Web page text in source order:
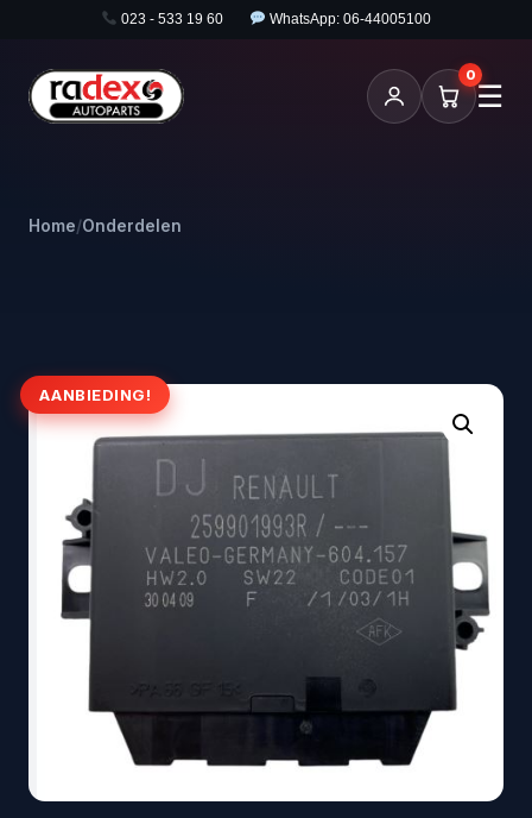
023 - 533 19 60 WhatsApp: 06-44005100
0
☰
Home/Onderdelen
AANBIEDING!